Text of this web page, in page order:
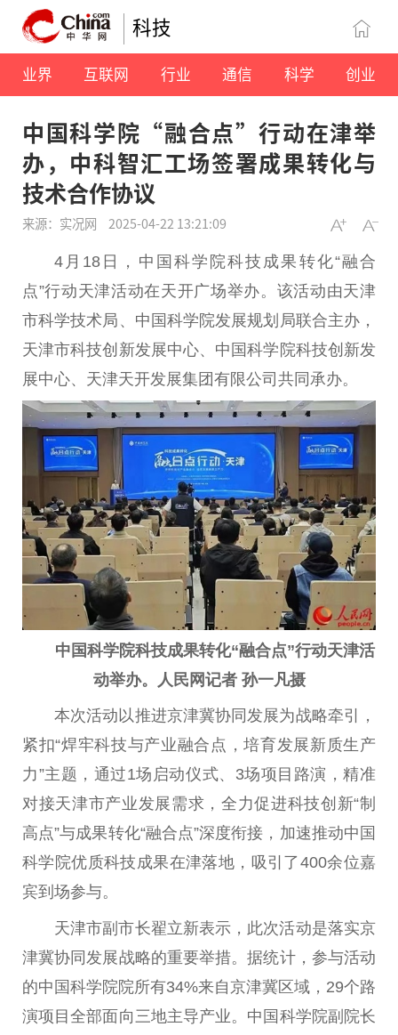
科技
业界 互联网 行业 通信 科学 创业
中国科学院“融合点”行动在津举
办，中科智汇工场签署成果转化与
技术合作协议
来源：实况网 2025-04-22 13:21:09
4月18日， 中国 科学院科技成果转化“融合
点”行动天津活动在天开广场举办。该活动由天津
市科学技术局、 中国科学院发展规划局联合主办，
天津市科技创新发展中心、 中国科学院科技创新发
展中心、天津天开发展集团有限公司共同承办。
中国科学院科技成果转化“融合点”行动天津活
动举办。
人民 网记者孙一凡摄
本次活动以推进京津冀协同发展为战略牵引，
紧扣“焊牢科技与产业融合点，培育发展新质生产
力”主题，通过1场启动仪式、3场项目路演，精准
对接天津市产业发展需求，全力促进科技创新“制
高点”与成果转化“融合点”深度衔接，加速推动中国
科学院优质科技成果在津落地，吸引了400余位嘉
宾到场参与。
天津市副市长翟立新表示，此次活动是落实京
津冀协同发展战略的重要举措。据统计，参与活动
的中国科学院院所有34%来自京津冀区域，29个路
演项目全部面向三地主导产业。 中国 科学院副院长